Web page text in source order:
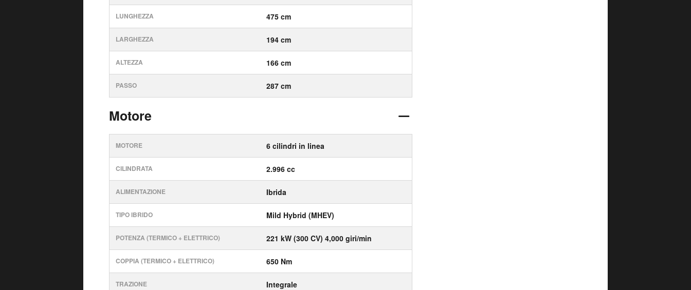
LUNGHEZZA 475 cm
LARGHEZZA 194 cm
ALTEZZA 166 cm
PASSO 287 cm
Motore
MOTORE 6 cilindri in linea
CILINDRATA 2.996 cc
ALIMENTAZIONE Ibrida
TIPO IBRIDO Mild Hybrid (MHEV)
POTENZA (TERMICO + ELETTRICO) 221 kW (300 CV) 4,000 giri/min
COPPIA (TERMICO + ELETTRICO) 650 Nm
TRAZIONE Integrale